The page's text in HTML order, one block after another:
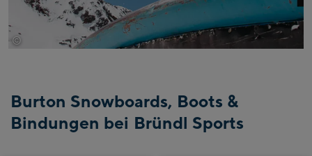
©
Burton Snowboards, Boots &
Bindungen bei Bründl Sports